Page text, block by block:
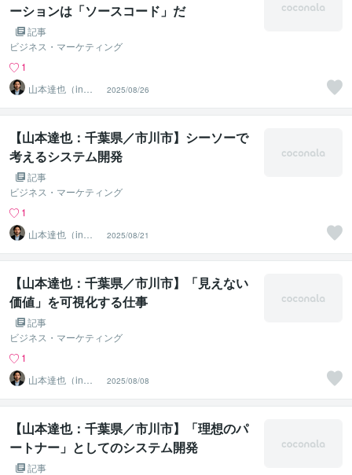
ーションは「ソースコード」だ
記事
ビジネス・マーケティング
1
山本達也（in千
葉県市川市）
2025/08/26
【山本達也：千葉県／市川市】シーソーで
考えるシステム開発
記事
ビジネス・マーケティング
1
山本達也（in千
葉県市川市）
2025/08/21
【山本達也：千葉県／市川市】「見えない
価値」を可視化する仕事
記事
ビジネス・マーケティング
1
山本達也（in千
葉県市川市）
2025/08/08
【山本達也：千葉県／市川市】「理想のパ
ートナー」としてのシステム開発
記事